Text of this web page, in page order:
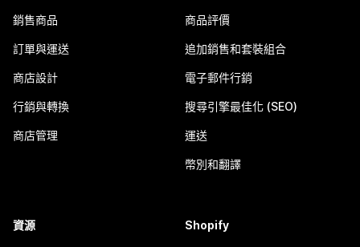
銷售商品
訂單與運送
商店設計
行銷與轉換
商店管理
商品評價
追加銷售和套裝組合
電子郵件行銷
搜尋引擎最佳化 (SEO)
運送
幣別和翻譯
資源 Shopify